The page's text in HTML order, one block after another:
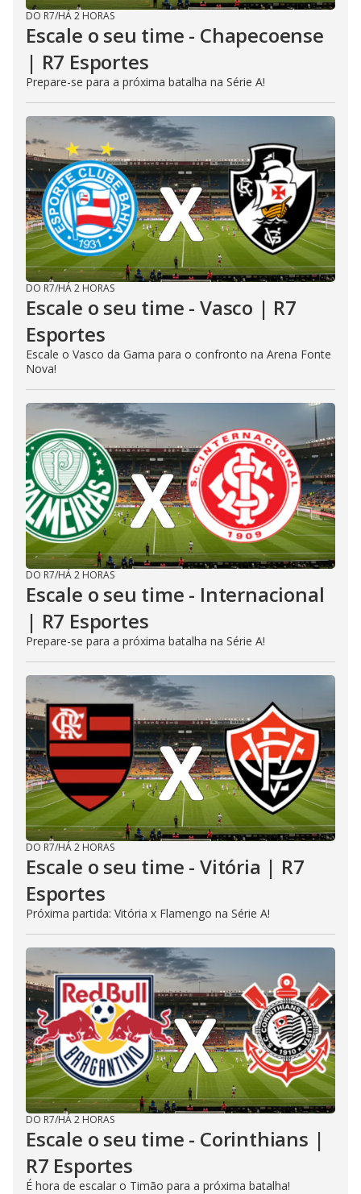
DO R7/HÁ 2 HORAS
Escale o seu time - Chapecoense
| R7 Esportes
Prepare-se para a próxima batalha na Série A!
DO R7/HÁ 2 HORAS
Escale o seu time - Vasco | R7
Esportes
Escale o Vasco da Gama para o confronto na Arena Fonte
Nova!
DO R7/HÁ 2 HORAS
Escale o seu time - Internacional
| R7 Esportes
Prepare-se para a próxima batalha na Série A!
DO R7/HÁ 2 HORAS
Escale o seu time - Vitória | R7
Esportes
Próxima partida: Vitória x Flamengo na Série A!
DO R7/HÁ 2 HORAS
Escale o seu time - Corinthians |
R7 Esportes
É hora de escalar o Timão para a próxima batalha!